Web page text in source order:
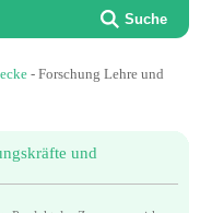
Suche
- Forschung Lehre und
und